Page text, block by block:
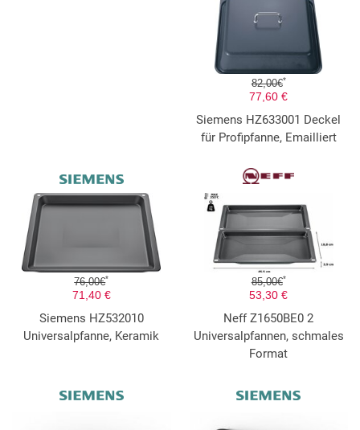
82,00€*
77,60 €
Siemens HZ633001 Deckel
für Profipfanne, Emailliert
76,00€*
71,40 €
Siemens HZ532010
Universalpfanne, Keramik
85,00€*
53,30 €
Neff Z1650BE0 2
Universalpfannen, schmales
Format